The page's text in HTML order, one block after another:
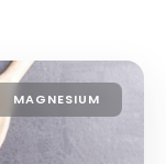
MAGNESIUM